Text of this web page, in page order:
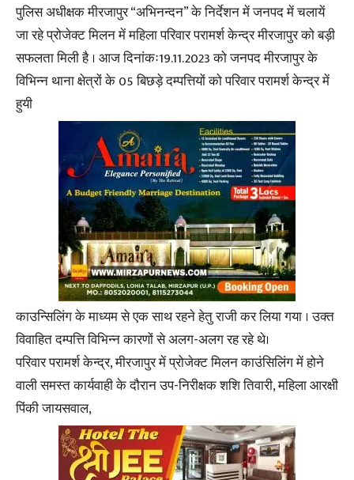
पुलिस अधीक्षक मीरजापुर “अभिनन्दन” के निर्देशन में जनपद में चलायें
जा रहे प्रोजेक्ट मिलन में महिला परिवार परामर्श केन्द्र मीरजापुर को बड़ी
सफलता मिली है । आज दिनांकः19.11.2023 को जनपद मीरजापुर के
विभिन्न थाना क्षेत्रों के 05 बिछड़े दम्पत्तियों को परिवार परामर्श केन्द्र में
हुयी
काउन्सिलिंग के माध्यम से एक साथ रहने हेतु राजी कर लिया गया । उक्त
विवाहित दम्पत्ति विभिन्न कारणों से अलग-अलग रह रहे थे।
परिवार परामर्श केन्द्र, मीरजापुर में प्रोजेक्ट मिलन काउंसिलिंग में होने
वाली समस्त कार्यवाही के दौरान उप-निरीक्षक शशि तिवारी, महिला आरक्षी
पिंकी जायसवाल,